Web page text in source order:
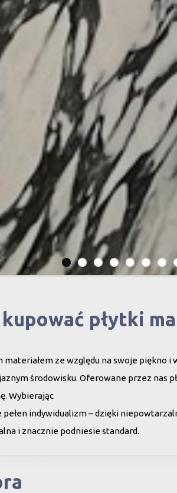
płytki
ze względu na swoje piękno
środowisku. Oferowane przez nas
Wybierając
indywidualizm – dzięki
i znacznie podniesie standard.